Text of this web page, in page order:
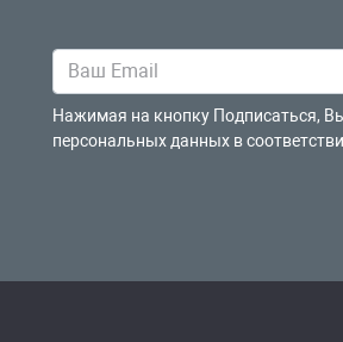
Нажимая на кнопку Подписаться,
персональных данных в